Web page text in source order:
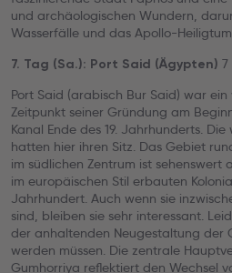
und archäologischen Wundern,
Wasserfälle und das Apollo-
7. Tag (Sa.): Port Said (Ägypten) 7
Port Said (arabisch Bur Said) war
Zeitpunkt seiner Gründung am
Kanal Ende des 19. Jahrhunderts.
hatten hier ihren Sitz. Das Gebiet
im südlichen Zentrum ist sehenswert
im europäischen Stil erbauten
Jahrhundert. Auch wenn sie
sind, bleiben sie sehr interessant.
der anhaltenden Neugestaltung der
werden müssen. Die zentrale
Gumhorriya reflektiert den Wechsel